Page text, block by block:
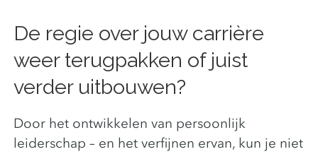
De regie over jouw carrière
weer terugpakken of juist
verder uitbouwen?
Door het ontwikkelen van persoonlijk
leiderschap – en het verfijnen ervan, kun je niet